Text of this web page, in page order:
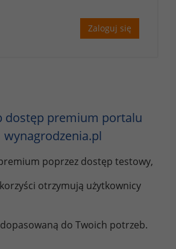
Zaloguj się
dostęp premium portalu
wynagrodzenia.pl
poprzez dostęp testowy,
otrzymują użytkownicy
do Twoich potrzeb.